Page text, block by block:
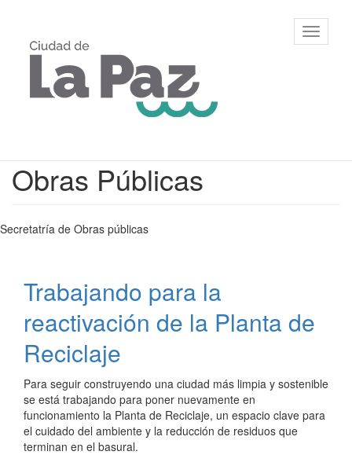
contenido
principalde La Paz,
Entre Ríos
barra
Contenido
principal
Obras Públicas
Secretatría de Obras públicas
Trabajando para la
reactivación de la Planta de
Reciclaje
Para seguir construyendo una ciudad más limpia y sostenible
se está trabajando para poner nuevamente en
funcionamiento la Planta de Reciclaje, un espacio clave para
el cuidado del ambiente y la reducción de residuos que
terminan en el basural.